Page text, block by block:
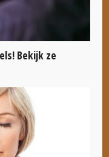
Bekijk ze